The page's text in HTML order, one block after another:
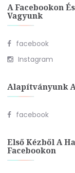
A Facebookon
Vagyunk
facebook
Instagram
Alapítványunk
facebook
Első Kézből A
Facebookon